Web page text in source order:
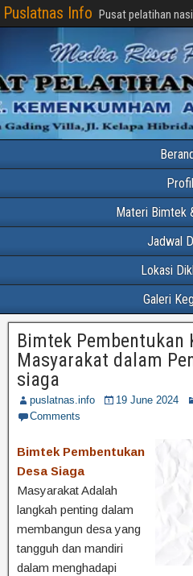
Puslatnas Info Pusat pelatihan
Profil
Materi Bimtek
Jadwal
Lokasi
Galeri
Bimtek Pembentukan
Masyarakat dalam
siaga
puslatnas.info 19 June 2024
Comments
Bimtek Pembentukan
Desa Siaga
Masyarakat Adalah
langkah penting dalam
membangun desa yang
tangguh dan mandiri
dalam menghadapi